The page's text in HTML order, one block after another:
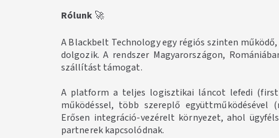
Rólunk 🚀
A Blackbelt Technology egy régiós szinten
dolgozik. A rendszer Magyarországon,
szállítást támogat.
A platform a teljes logisztikai láncot lefedi
működéssel, több szereplő együttműködésével
Erősen integráció-vezérelt környezet, ahol
partnerek kapcsolódnak.